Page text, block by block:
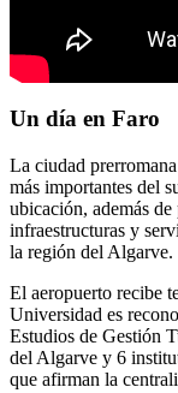
Un día en Faro
La ciudad
más importantes del
ubicación, además
infraestructuras y
la región del Algarve.
El aeropuerto recibe
Universidad es
Estudios de Gestión
del Algarve y 6
que afirman la